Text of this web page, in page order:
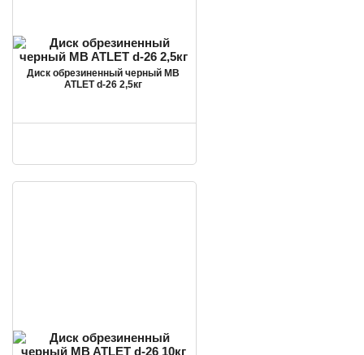
Диск обрезиненный черный MB
ATLET d-26 2,5кг